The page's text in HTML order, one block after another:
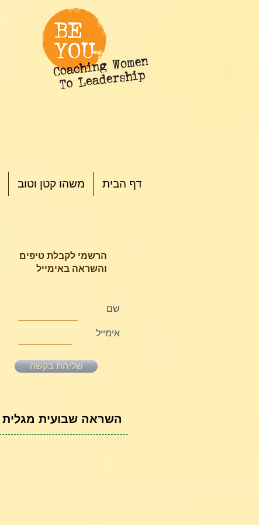
דף הבית משהו קטן וטוב
הרשמי לקבלת טיפים
והשראה באימייל
שם
אימייל
שליחת בקשה
השראה שבועית מגלית